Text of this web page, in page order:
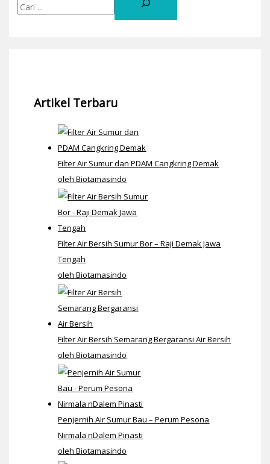
Artikel Terbaru
Filter Air Sumur dan PDAM Cangkring Demak
oleh Biotamasindo
Filter Air Bersih Sumur Bor – Raji Demak Jawa
Tengah
oleh Biotamasindo
Filter Air Bersih Semarang Bergaransi Air Bersih
oleh Biotamasindo
Penjernih Air Sumur Bau – Perum Pesona
Nirmala nDalem Pinasti
oleh Biotamasindo